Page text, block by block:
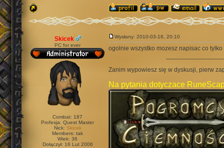
Skicek
PC for ever
Combat: 187
Profesja: Quest Master
Nick: Skicek
Members: tak
Wiek: 36
Dołączył: 16 Lut 2006
Wysłany: 2010-03-16, 20:10
ogolnie wszystko mozesz napisac co
Zanim wypowiesz się w dyskusji, pierw
Na pytania dotyczace